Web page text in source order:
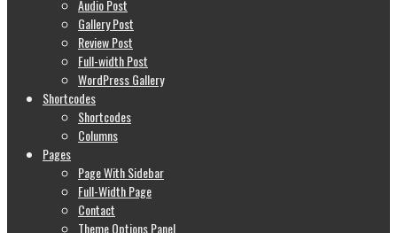
Audio Post
Gallery Post
Review Post
Full-width Post
WordPress Gallery
Shortcodes
Shortcodes
Columns
Pages
Page With Sidebar
Full-Width Page
Contact
Theme Options Panel